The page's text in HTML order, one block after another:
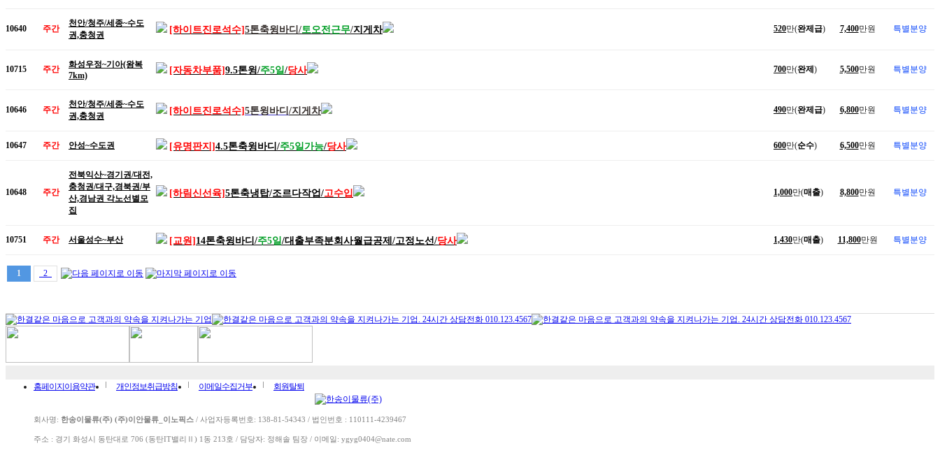
10640 주간
천안/청주/세종~수도
권,충청권
[하이트진로석수] 5톤축윙바디 /토오전근무/지게차 520만(완제급) 7,400만원 특별분양
10715 주간
화성우정~기아(왕복
7km)
[자동차부품] 9.5톤윙/주5일/당사 700만(완제 ) 5,500만원 특별분양
10646 주간
천안/청주/세종~수도
권,충청권
[하이트진로석수] 5톤윙바디 /지게차 490만(완제급) 6,800만원 특별분양
10647 주간 안성~수도권 [유명판지] 4.5톤축윙바디 /주5일가능/당사 600만(순수) 6,500만원 특별분양
10648 주간
전북익산~경기권/대전,
충청권/대구,경북권/부
산,경남권 각노선별모
집
[하림신선육] 5톤축냉탑/조르다작업/고수입 1,000만(매출) 8,800만원 특별분양
10751 주간 서울성수~부산 [교원] 14톤축윙바디/주5일/대출부족분회사월급공제/고정노선/당사 1,430만(매출) 11,800만원 특별분양
1 2
홈페이지이용약관 개인정보취급방침 이메일수집거부 회원탈퇴
회사명: 한송이물류(주) (주)이안물류_이노픽스 / 사업자등록번호: 138-81-54343 / 법인번호 : 110111-4239467
주소 : 경기 화성시 동탄대로 706­ (동탄IT밸리Ⅱ) 1동 213호 / 담당자: 정해솔 팀장 / 이메일: ygyg0404@nate.com